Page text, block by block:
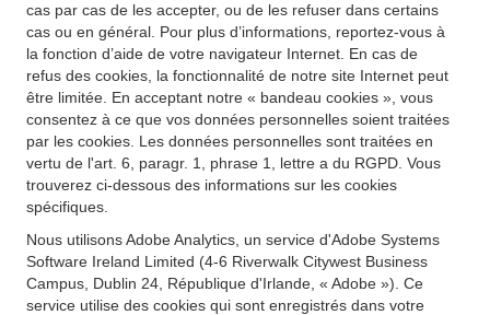
cas par cas de les accepter, ou de les refuser dans certains
cas ou en général. Pour plus d’informations, reportez-vous à
la fonction d’aide de votre navigateur Internet. En cas de
refus des cookies, la fonctionnalité de notre site Internet peut
être limitée. En acceptant notre « bandeau cookies », vous
consentez à ce que vos données personnelles soient traitées
par les cookies. Les données personnelles sont traitées en
vertu de l'art. 6, paragr. 1, phrase 1, lettre a du RGPD. Vous
trouverez ci-dessous des informations sur les cookies
spécifiques.
Nous utilisons Adobe Analytics, un service d'Adobe Systems
Software Ireland Limited (4-6 Riverwalk Citywest Business
Campus, Dublin 24, République d'Irlande, « Adobe »). Ce
service utilise des cookies qui sont enregistrés dans votre